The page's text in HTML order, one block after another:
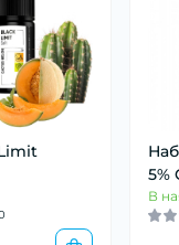
5%
В